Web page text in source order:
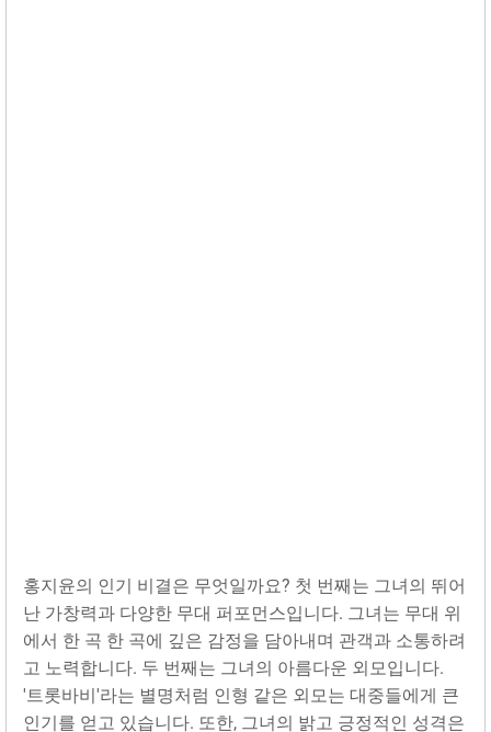
홍지윤의 인기 비결은 무엇일까요? 첫 번째는 그녀의 뛰어
난 가창력과 다양한 무대 퍼포먼스입니다. 그녀는 무대 위
에서 한 곡 한 곡에 깊은 감정을 담아내며 관객과 소통하려
고 노력합니다. 두 번째는 그녀의 아름다운 외모입니다.
'트롯바비'라는 별명처럼 인형 같은 외모는 대중들에게 큰
인기를 얻고 있습니다. 또한, 그녀의 밝고 긍정적인 성격은